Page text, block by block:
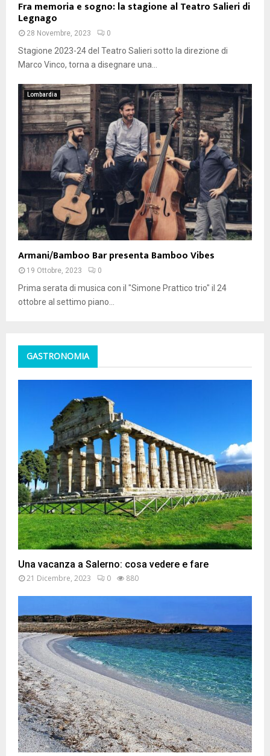
Fra memoria e sogno: la stagione al Teatro Salieri di
Legnago
28 Novembre, 2023 0
Stagione 2023-24 del Teatro Salieri sotto la direzione di
Marco Vinco, torna a disegnare una...
Lombardia
Armani/Bamboo Bar presenta Bamboo Vibes
19 Ottobre, 2023 0
Prima serata di musica con il "Simone Prattico trio" il 24
ottobre al settimo piano...
GASTRONOMIA
Una vacanza a Salerno: cosa vedere e fare
21 Dicembre, 2023 0 880